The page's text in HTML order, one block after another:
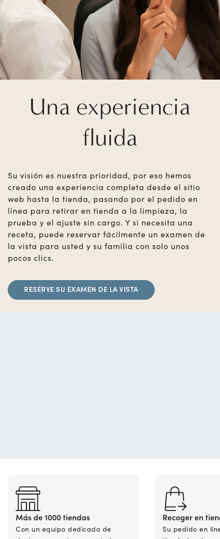
Una experiencia
fluida
Su visión es nuestra prioridad, por eso hemos
creado una experiencia completa desde el sitio
web hasta la tienda, pasando por el pedido en
línea para retirar en tienda a la limpieza, la
prueba y el ajuste sin cargo. Y si necesita una
receta, puede reservar fácilmente un examen de
la vista para usted y su familia con solo unos
pocos clics.
RESERVE SU EXAMEN DE LA VISTA
Más de 1000 tiendas
Con un equipo dedicado de
Recoger en
Su pedido en